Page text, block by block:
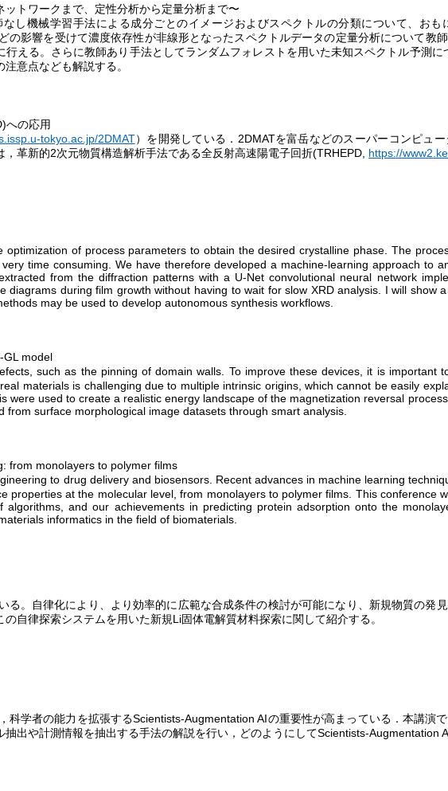
トワークまで、定性分析から定量分析まで〜
し機械学習手法による成分ごとのイメージおよびスペクトルの分類について、おも
の影響を受けて濃度依存性が非線形となったスペクトルデータの定量分析について教
行える。さらに教師あり手法としてランダムフォレストを用いた未知スペクトル予測に
意点なども解説する。
への応用
tokyo.ac.jp/2DMAT）を開発している． 2DMATを富岳などのスーパーコンピュ
，革新的2次元物質構造解析手法である全反射高速陽電子回折(TRHEPD, https://
of process parameters to obtain the desired crystalline phase. The
time consuming. We have therefore developed a machine-learning approach to
from the diffraction patterns with a U-Net convolutional neural network
during film growth without having to wait for slow XRD analysis. I will show
may be used to develop autonomous synthesis workflows.
GL model
such as the pinning of domain walls. To improve these devices, it is important
materials is challenging due to multiple intrinsic origins, which cannot be easily
used to create a realistic energy landscape of the magnetization reversal
surface morphological image datasets through smart analysis.
from monolayers to polymer films
to drug delivery and biosensors. Recent advances in machine learning
at the molecular level, from monolayers to polymer films. This conference
and our achievements in predicting protein adsorption onto the
informatics in the field of biomaterials.
。自律化により、より効率的に広範な合成条件の検討が可能になり、新規物質の発
自律探索システムを用いた新規Li固体電解質材料探索に関して紹介する。
科学者の能力を拡張するScientists-Augmentation AIの重要性が高まっている．本講演
出や計測情報を抽出する手法の解説を行い，どのようにしてScientists-Augmentation